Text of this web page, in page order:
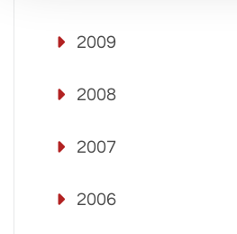
2009
2008
2007
2006